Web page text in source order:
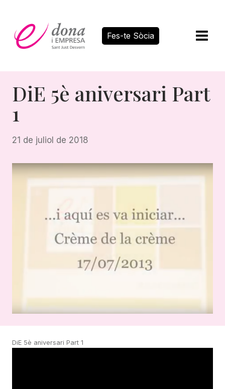
contingut
Fes-te Sòcia
DiE 5è aniversari Part
1
21 de juliol de 2018
DiE 5è aniversari Part 1